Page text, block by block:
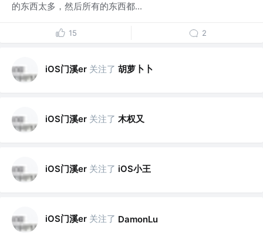
的东西太多，然后所有的东西都...
15 2
iOS门溪er 关注了 胡萝卜卜
iOS门溪er 关注了 木权又
iOS门溪er 关注了 iOS小王
iOS门溪er 关注了 DamonLu